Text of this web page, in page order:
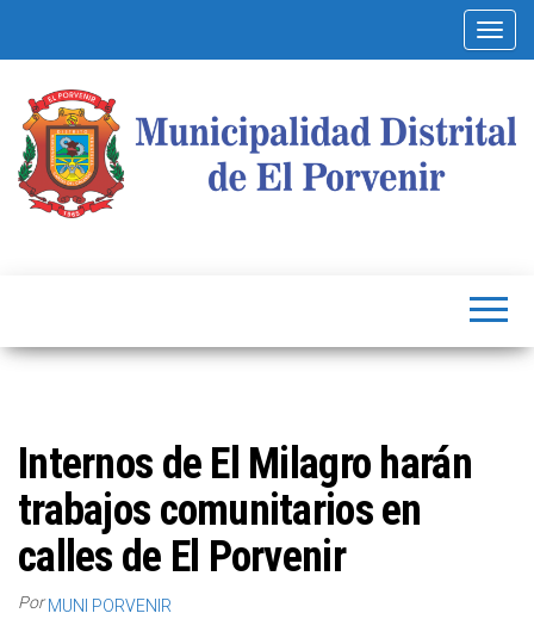
Internos de El Milagro harán
trabajos comunitarios en
calles de El Porvenir
Por MUNI PORVENIR